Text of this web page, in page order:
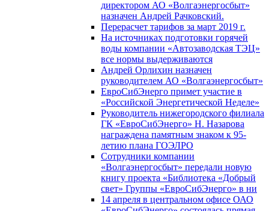
директором АО «Волгаэнергосбыт»
назначен Андрей Рачковский.
Перерасчет тарифов за март 2019 г.
На источниках подготовки горячей
воды компании «Автозаводская ТЭЦ»
все нормы выдерживаются
Андрей Орлихин назначен
руководителем АО «Волгаэнергосбыт»
ЕвроСибЭнерго примет участие в
«Российской Энергетической Неделе»
Руководитель нижегородского филиала
ГК «ЕвроСибЭнерго» Н. Назарова
награждена памятным знаком к 95-
летию плана ГОЭЛРО
Сотрудники компании
«Волгаэнергосбыт» передали новую
книгу проекта «Библиотека «Добрый
свет» Группы «ЕвроСибЭнерго» в ни
14 апреля в центральном офисе ОАО